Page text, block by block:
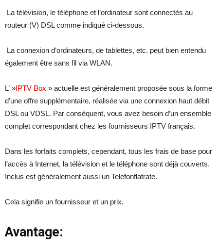
La télévision, le téléphone et l’ordinateur sont connectés au
routeur (V) DSL comme indiqué ci-dessous.
La connexion d’ordinateurs, de tablettes, etc. peut bien entendu
également être sans fil via WLAN.
L’ »IPTV Box » actuelle est généralement proposée sous la forme
d’une offre supplémentaire, réalisée via une connexion haut débit
DSL ou VDSL. Par conséquent, vous avez besoin d’un ensemble
complet correspondant chez les fournisseurs IPTV français.
Dans les forfaits complets, cependant, tous les frais de base pour
l’accès à Internet, la télévision et le téléphone sont déjà couverts.
Inclus est généralement aussi un Telefonflatrate.
Cela signifie un fournisseur et un prix.
Avantage: